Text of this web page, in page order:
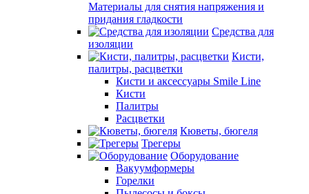
Материалы для снятия напряжения и
придания гладкости
Средства для
изоляции
Кисти,
палитры, расцветки
Кисти и аксессуары Smile Line
Кисти
Палитры
Расцветки
Кюветы, бюгеля
Трегеры
Оборудование
Вакуумформеры
Горелки